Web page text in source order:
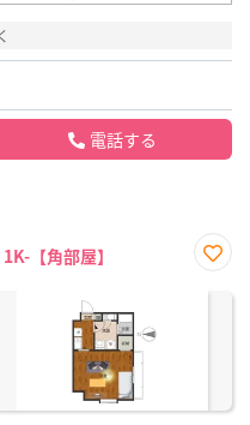
電話する
【角部屋】
に入